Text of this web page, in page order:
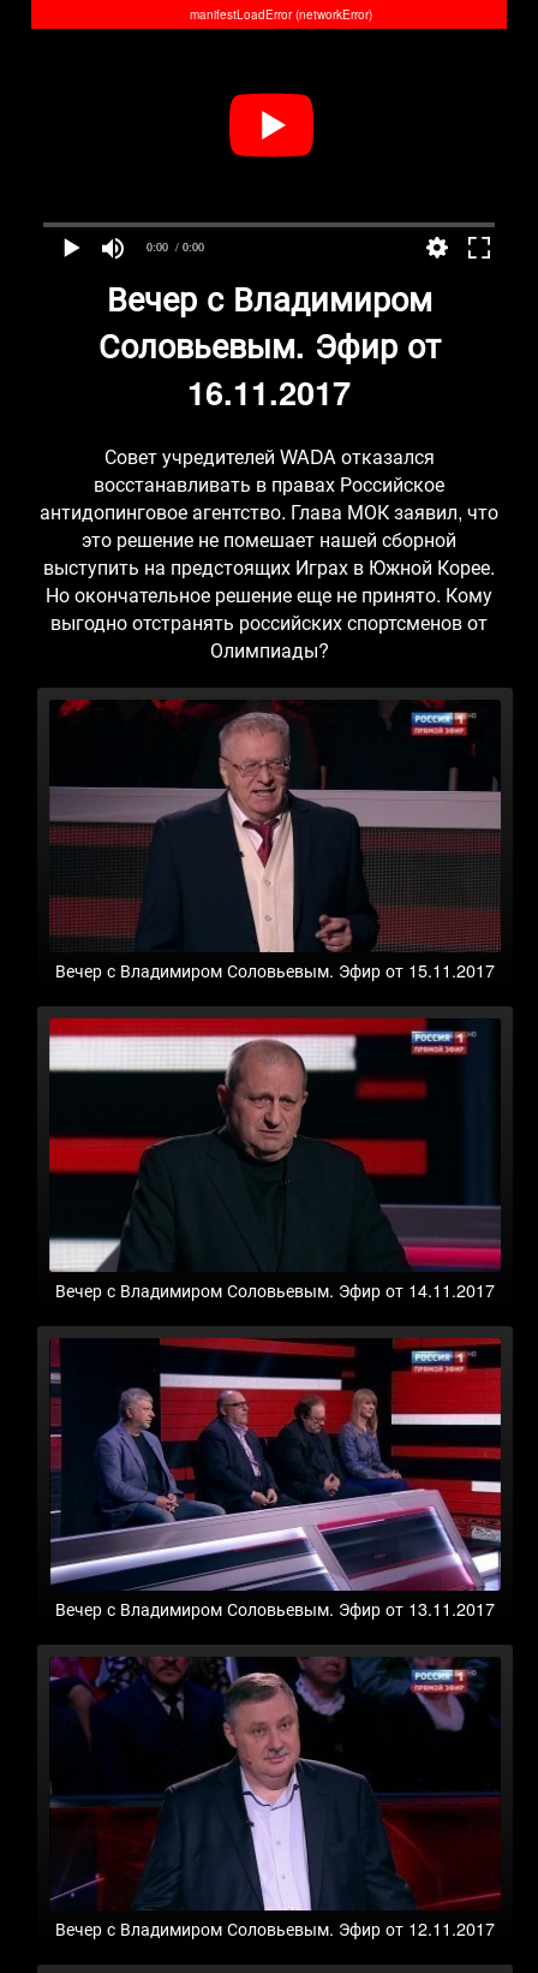
0:00 / 0:00
manifestLoadError (networkError)
Вечер с Владимиром
Соловьевым. Эфир от
16.11.2017
Совет учредителей WADA отказался
восстанавливать в правах Российское
антидопинговое агентство. Глава МОК заявил, что
это решение не помешает нашей сборной
выступить на предстоящих Играх в Южной Корее.
Но окончательное решение еще не принято. Кому
выгодно отстранять российских спортсменов от
Олимпиады?
Вечер с Владимиром Соловьевым. Эфир от 15.11.2017
Вечер с Владимиром Соловьевым. Эфир от 14.11.2017
Вечер с Владимиром Соловьевым. Эфир от 13.11.2017
Вечер с Владимиром Соловьевым. Эфир от 12.11.2017